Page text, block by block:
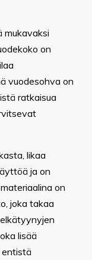
mukavaksi
on
vuodesohva on
ratkaisua
likaa
ja on
on
joka takaa
lisää